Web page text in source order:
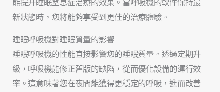
能提升睡眠窒息症治療的效果。當呼吸機的軟件保持最
新狀態時，您將能夠享受到更佳的治療體驗。
睡眠呼吸機對睡眠質量的影響
睡眠呼吸機的性能直接影響您的睡眠質量。透過定期升
級，呼吸機能修正舊版的缺陷，從而優化設備的運行效
率。這意味著您在夜間能獲得更穩定的呼吸，進而改善